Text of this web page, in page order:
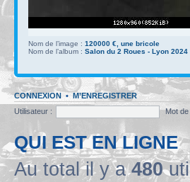
Nom de l’image : 120000 €, une bricole
Nom de l’album : Salon du 2 Roues - Lyon 2024
CONNEXION •M’ENREGISTRER
Utilisateur :
Mot
QUI EST EN LIGNE
Au total il y a480